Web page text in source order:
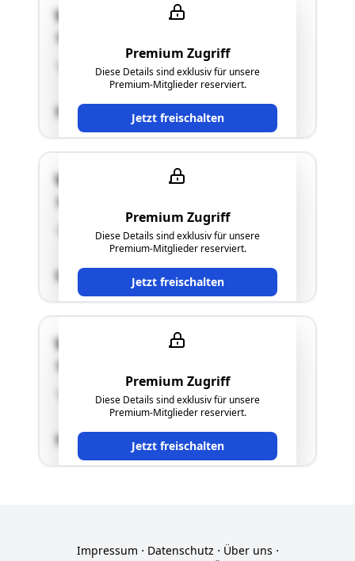
Premium Zugriff
Diese Details sind exklusiv für unsere
Premium-Mitglieder reserviert.
Jetzt freischalten
Wagnerweg 10
"siehe Langgutachten"
SCHÄTZWERT
Premium Zugriff
Diese Details sind exklusiv für unsere
Premium-Mitglieder reserviert.
Jetzt freischalten
Wagnerweg 10
"siehe Langgutachten"
SCHÄTZWERT
Premium Zugriff
Diese Details sind exklusiv für unsere
Premium-Mitglieder reserviert.
Jetzt freischalten
Wagnerweg 10
"siehe Langgutachten"
SCHÄTZWERT
Impressum ⋅ Datenschutz ⋅ Über uns ⋅